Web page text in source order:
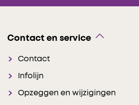
Contact en service
Contact
Infolijn
Opzeggen en wijzigingen